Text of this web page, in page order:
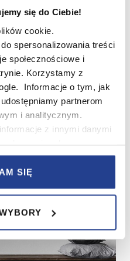
się do Ciebie!
cookie.
spersonalizowania treści
społecznościowe i
Korzystamy z
Informacje o tym, jak
partnerom
i analitycznym.
z innymi danymi
Serwisu,
użytkownika ustawień i
w Serwisie, poprawy
informacji o tym, w jaki
z Serwisu, ulepszania
SIĘ